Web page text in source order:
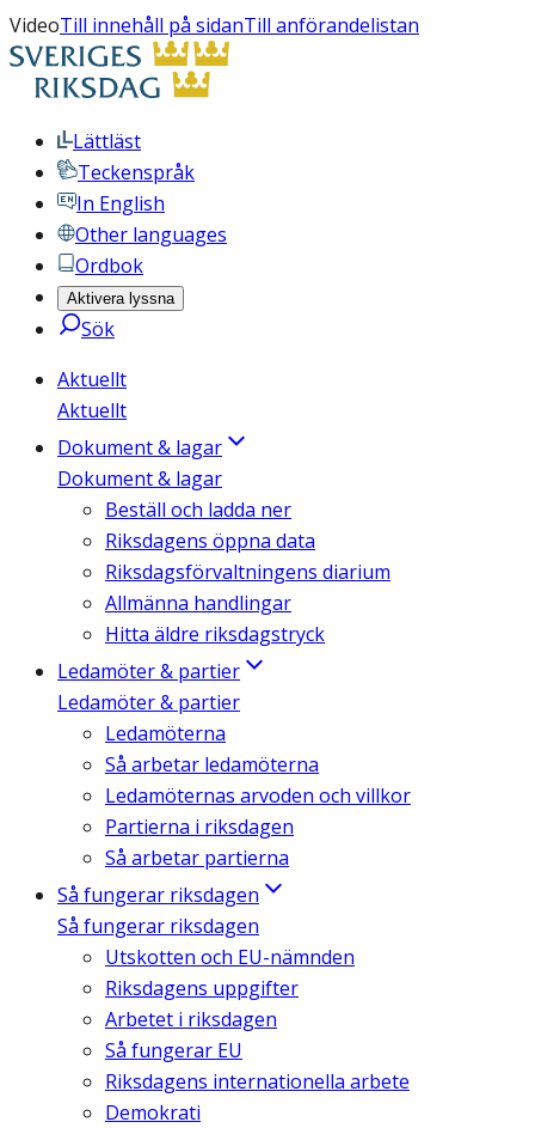
VideoTill innehåll på sidanTill anförandelistan
Lättläst
Teckenspråk
In English
Other languages
Ordbok
Aktivera lyssna
Sök
Aktuellt
Aktuellt
Dokument & lagar
Dokument & lagar
Beställ och ladda ner
Riksdagens öppna data
Riksdagsförvaltningens diarium
Allmänna handlingar
Hitta äldre riksdagstryck
Ledamöter & partier
Ledamöter & partier
Ledamöterna
Så arbetar ledamöterna
Ledamöternas arvoden och villkor
Partierna i riksdagen
Så arbetar partierna
Så fungerar riksdagen
Så fungerar riksdagen
Utskotten och EU-nämnden
Riksdagens uppgifter
Arbetet i riksdagen
Så fungerar EU
Riksdagens internationella arbete
Demokrati